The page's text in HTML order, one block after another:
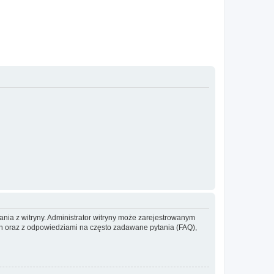
z witryny. Administrator witryny może zarejestrowanym
z odpowiedziami na często zadawane pytania (FAQ),